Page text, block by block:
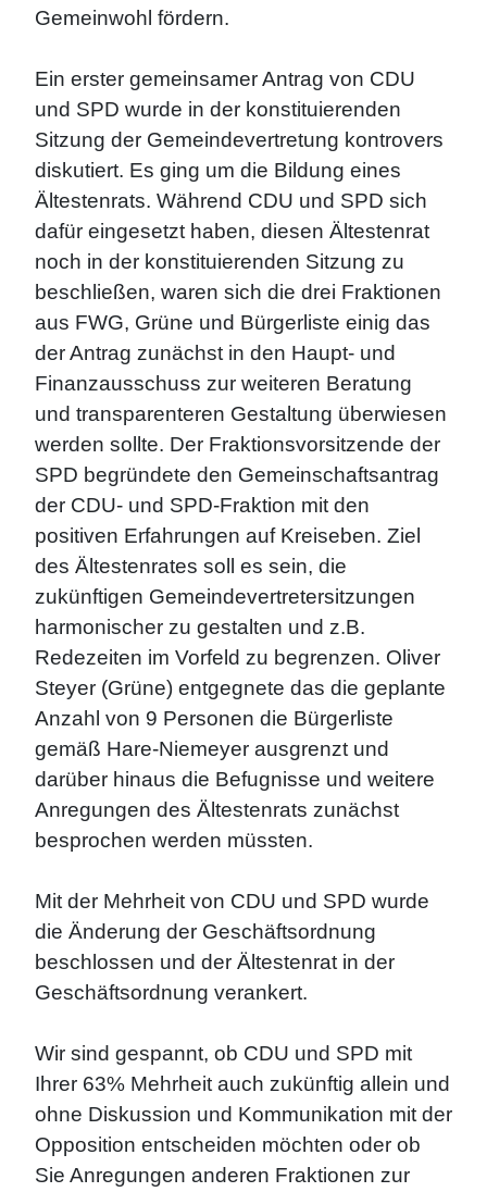
Gemeinwohl fördern.
Ein erster gemeinsamer Antrag von CDU
und SPD wurde in der konstituierenden
Sitzung der Gemeindevertretung kontrovers
diskutiert. Es ging um die Bildung eines
Ältestenrats. Während CDU und SPD sich
dafür eingesetzt haben, diesen Ältestenrat
noch in der konstituierenden Sitzung zu
beschließen, waren sich die drei Fraktionen
aus FWG, Grüne und Bürgerliste einig das
der Antrag zunächst in den Haupt- und
Finanzausschuss zur weiteren Beratung
und transparenteren Gestaltung überwiesen
werden sollte. Der Fraktionsvorsitzende der
SPD begründete den Gemeinschaftsantrag
der CDU- und SPD-Fraktion mit den
positiven Erfahrungen auf Kreiseben. Ziel
des Ältestenrates soll es sein, die
zukünftigen Gemeindevertretersitzungen
harmonischer zu gestalten und z.B.
Redezeiten im Vorfeld zu begrenzen. Oliver
Steyer (Grüne) entgegnete das die geplante
Anzahl von 9 Personen die Bürgerliste
gemäß Hare-Niemeyer ausgrenzt und
darüber hinaus die Befugnisse und weitere
Anregungen des Ältestenrats zunächst
besprochen werden müssten.
Mit der Mehrheit von CDU und SPD wurde
die Änderung der Geschäftsordnung
beschlossen und der Ältestenrat in der
Geschäftsordnung verankert.
Wir sind gespannt, ob CDU und SPD mit
Ihrer 63% Mehrheit auch zukünftig allein und
ohne Diskussion und Kommunikation mit der
Opposition entscheiden möchten oder ob
Sie Anregungen anderen Fraktionen zur